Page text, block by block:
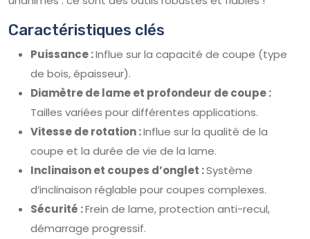
Caractéristiques clés
Puissance :Influe sur la capacité de coupe (type
de bois, épaisseur).
Diamètre de lame et profondeur de coupe :
Tailles variées pour différentes applications.
Vitesse de rotation :Influe sur la qualité de la
coupe et la durée de vie de la lame.
Inclinaison et coupes d’onglet :Système
d’inclinaison réglable pour coupes complexes.
Sécurité :Frein de lame, protection anti-recul,
démarrage progressif.